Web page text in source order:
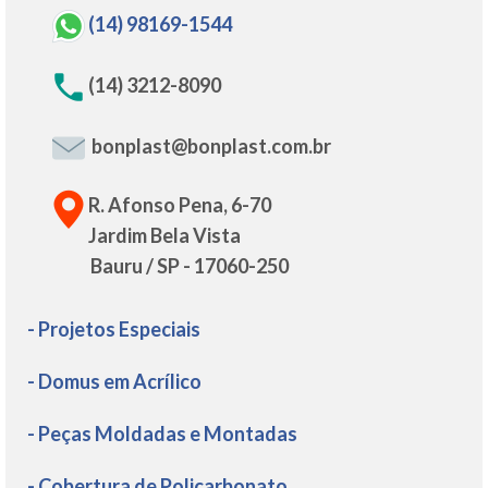
(14) 98169-1544
(14) 3212-8090
bonplast@bonplast.com.br
R. Afonso Pena, 6-70
Jardim Bela Vista
Bauru / SP - 17060-250
- Projetos Especiais
- Domus em Acrílico
- Peças Moldadas e Montadas